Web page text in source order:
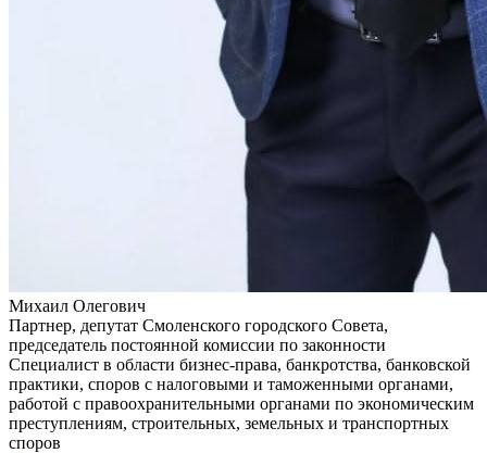
Михаил Олегович
Партнер, депутат Смоленского городского Совета,
председатель постоянной комиссии по законности
Специалист в области бизнес-права, банкротства, банковской
практики, споров с налоговыми и таможенными органами,
работой с правоохранительными органами по экономическим
преступлениям, строительных, земельных и транспортных
споров